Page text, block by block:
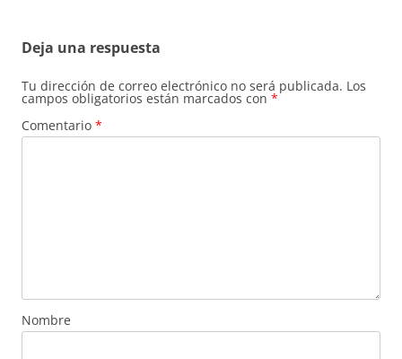
Deja una respuesta
Tu dirección de correo electrónico no será publicada. Los
campos obligatorios están marcados con *
Comentario *
Nombre